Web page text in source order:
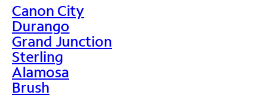
Canon City
Durango
Grand Junction
Sterling
Alamosa
Brush